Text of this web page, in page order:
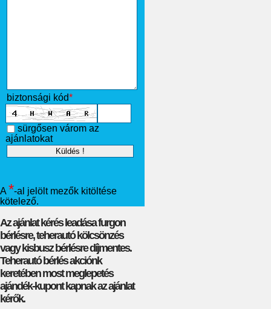
biztonsági kód*
sürgősen várom az
ajánlatokat
A *-al jelölt mezők kitöltése
kötelező.
Az ajánlat kérés leadása furgon
bérlésre, teherautó kölcsönzés
vagy kisbusz bérlésre díjmentes.
Teherautó bérlés akciónk
keretében most meglepetés
ajándék-kupont kapnak az ajánlat
kérők.